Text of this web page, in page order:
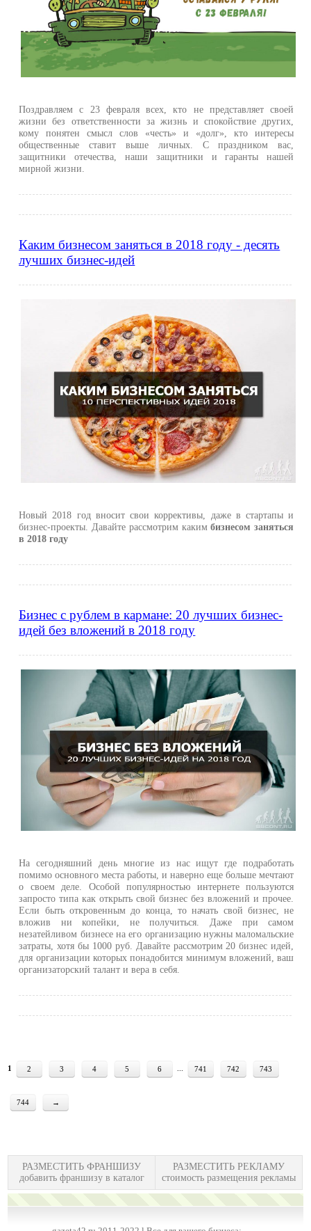
Поздравляем с 23 февраля всех, кто не представляет своей
жизни без ответственности за жизнь и спокойствие других,
кому понятен смысл слов «честь» и «долг», кто интересы
общественные ставит выше личных. С праздником вас,
защитники отечества, наши защитники и гаранты нашей
мирной жизни.
Каким бизнесом заняться в 2018 году - десять
лучших бизнес-идей
Новый 2018 год вносит свои коррективы, даже в стартапы и
бизнес-проекты. Давайте рассмотрим какимбизнесом заняться
в 2018 году
Бизнес с рублем в кармане: 20 лучших бизнес-
идей без вложений в 2018 году
На сегодняшний день многие из нас ищут где подработать
помимо основного места работы, и наверно еще больше мечтают
о своем деле. Особой популярностью интернете пользуются
запросто типа как открыть свой бизнес без вложений и прочее.
Если быть откровенным до конца, то начать свой бизнес, не
вложив ни копейки, не получиться. Даже при самом
незатейливом бизнесе на его организацию нужны маломальские
затраты, хотя бы 1000 руб. Давайте рассмотрим 20 бизнес идей,
для организации которых понадобится минимум вложений, ваш
организаторский талант и вера в себя.
1 2 3 4 5 6 741 742 743
744 →
РАЗМЕСТИТЬ ФРАНШИЗУ
добавить франшизу в каталог
РАЗМЕСТИТЬ РЕКЛАМУ
стоимость размещения рекламы